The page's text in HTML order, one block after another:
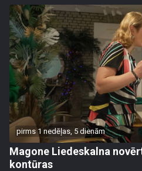
pirms 1 nedēļas, 5 dienām
Magone Liedeskalna
kontūras